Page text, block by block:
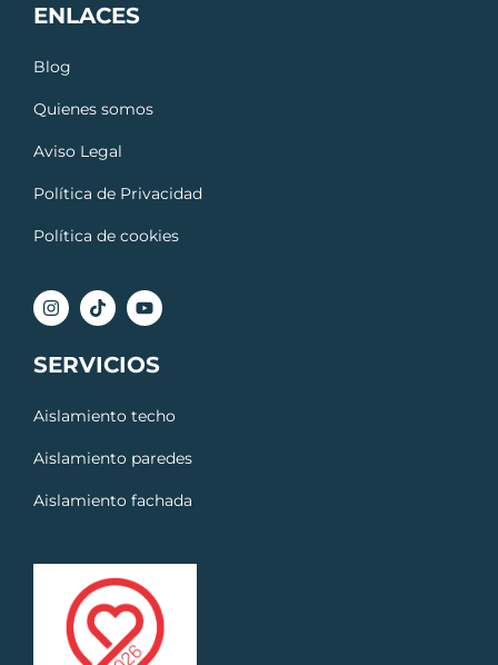
ENLACES
Blog
Quienes somos
Aviso Legal
Política de Privacidad
Política de cookies
SERVICIOS
Aislamiento techo
Aislamiento paredes
Aislamiento fachada